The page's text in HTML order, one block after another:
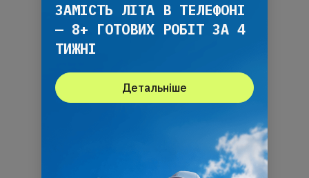
ЗАМІСТЬ ЛІТА В ТЕЛЕФОНІ
— 8+ ГОТОВИХ РОБІТ ЗА 4
ТИЖНІ
Детальніше